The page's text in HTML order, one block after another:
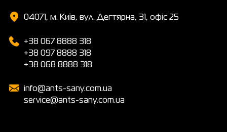
04071, м. Київ, вул. Дегтярна, 31, офіс 25
+38 067 8888 318
+38 097 8888 318
+38 068 8888 318
info@ants-sany.com.ua
service@ants-sany.com.ua